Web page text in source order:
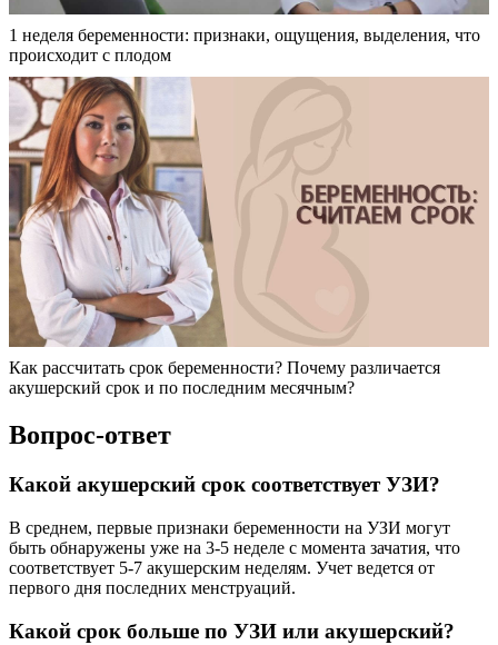
1 неделя беременности: признаки, ощущения, выделения, что
происходит с плодом
Как рассчитать срок беременности? Почему различается
акушерский срок и по последним месячным?
Вопрос-ответ
Какой акушерский срок соответствует УЗИ?
В среднем, первые признаки беременности на УЗИ могут
быть обнаружены уже на 3-5 неделе с момента зачатия, что
соответствует 5-7 акушерским неделям. Учет ведется от
первого дня последних менструаций.
Какой срок больше по УЗИ или акушерский?